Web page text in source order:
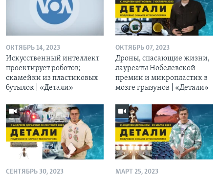
ОКТЯБРЬ 14, 2023
Искусственный интеллект
проектирует роботов;
скамейки из пластиковых
бутылок | «Детали»
ОКТЯБРЬ 07, 2023
Дроны, спасающие жизни,
лауреаты Нобелевской
премии и микропластик в
мозге грызунов | «Детали»
СЕНТЯБРЬ 30, 2023 МАРТ 25, 2023